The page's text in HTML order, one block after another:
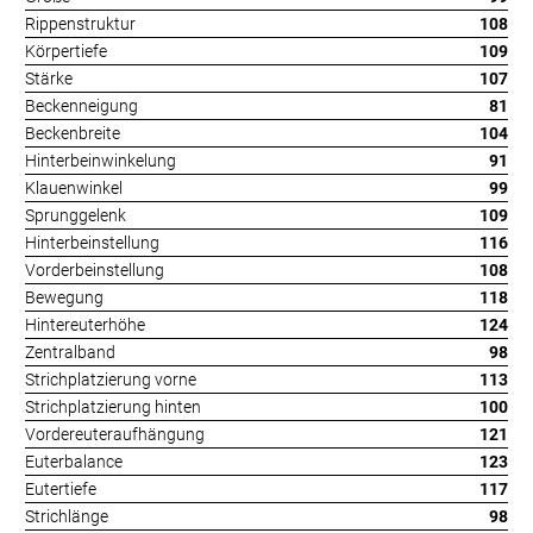
Rippenstruktur
108
Körpertiefe
109
Stärke
107
Beckenneigung
81
Beckenbreite
104
Hinterbeinwinkelung
91
Klauenwinkel
99
Sprunggelenk
109
Hinterbeinstellung
116
Vorderbeinstellung
108
Bewegung
118
Hintereuterhöhe
124
Zentralband
98
Strichplatzierung vorne
113
Strichplatzierung hinten
100
Vordereuteraufhängung
121
Euterbalance
123
Eutertiefe
117
Strichlänge
98